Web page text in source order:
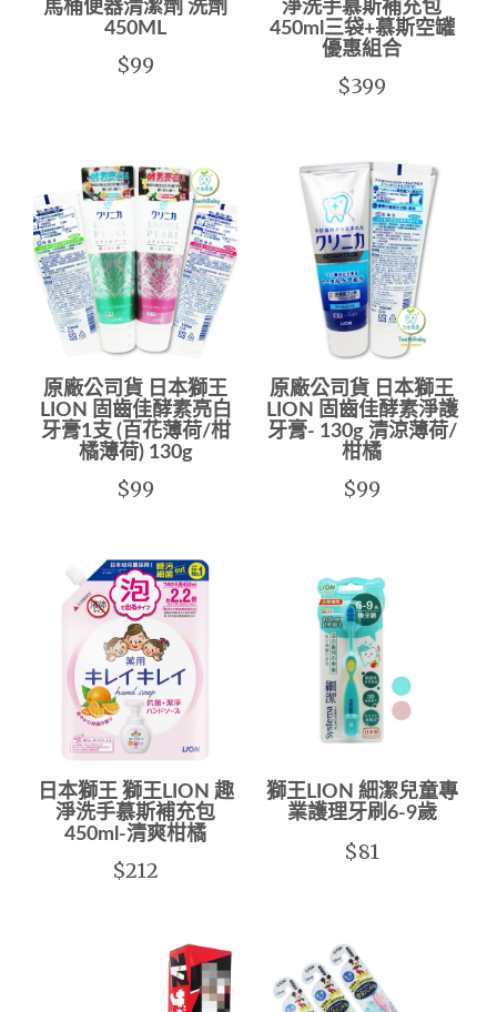
馬桶便器清潔劑 洗劑
450ML
$99
淨洗手慕斯補充包
450ml三袋+慕斯空罐
優惠組合
$399
原廠公司貨 日本獅王
LION 固齒佳酵素亮白
牙膏1支 (百花薄荷/柑
橘薄荷) 130g
$99
原廠公司貨 日本獅王
LION 固齒佳酵素淨護
牙膏- 130g 清涼薄荷/
柑橘
$99
日本獅王 獅王LION 趣
淨洗手慕斯補充包
450ml-清爽柑橘
$212
獅王LION 細潔兒童專
業護理牙刷6-9歲
$81